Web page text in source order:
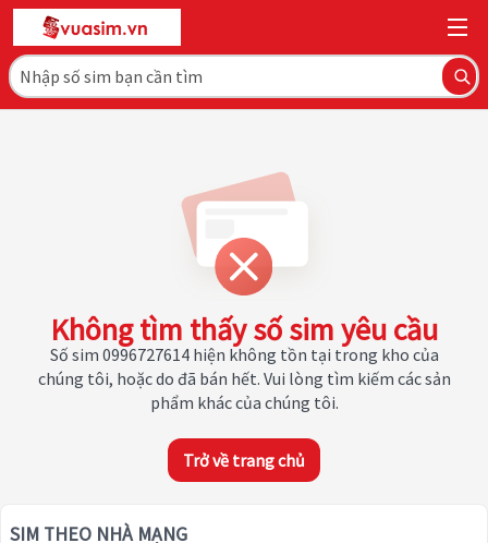
Không tìm thấy số sim yêu cầu
Số sim 0996727614 hiện không tồn tại trong kho của
chúng tôi, hoặc do đã bán hết. Vui lòng tìm kiếm các sản
phẩm khác của chúng tôi.
Trở về trang chủ
SIM THEO NHÀ MẠNG